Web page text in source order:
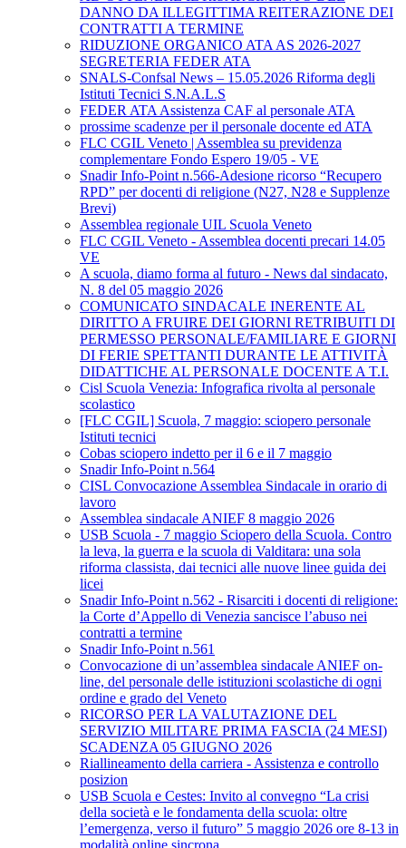
DANNO DA ILLEGITTIMA REITERAZIONE DEI
CONTRATTI A TERMINE
RIDUZIONE ORGANICO ATA AS 2026-2027
SEGRETERIA FEDER ATA
SNALS-Confsal News – 15.05.2026 Riforma degli
Istituti Tecnici S.N.A.L.S
FEDER ATA Assistenza CAF al personale ATA
prossime scadenze per il personale docente ed ATA
FLC CGIL Veneto | Assemblea su previdenza
complementare Fondo Espero 19/05 - VE
Snadir Info-Point n.566-Adesione ricorso “Recupero
RPD” per docenti di religione (N27, N28 e Supplenze
Brevi)
Assemblea regionale UIL Scuola Veneto
FLC CGIL Veneto - Assemblea docenti precari 14.05
VE
A scuola, diamo forma al futuro - News dal sindacato,
N. 8 del 05 maggio 2026
COMUNICATO SINDACALE INERENTE AL
DIRITTO A FRUIRE DEI GIORNI RETRIBUITI DI
PERMESSO PERSONALE/FAMILIARE E GIORNI
DI FERIE SPETTANTI DURANTE LE ATTIVITÀ
DIDATTICHE AL PERSONALE DOCENTE A T.I.
Cisl Scuola Venezia: Infografica rivolta al personale
scolastico
[FLC CGIL] Scuola, 7 maggio: sciopero personale
Istituti tecnici
Cobas sciopero indetto per il 6 e il 7 maggio
Snadir Info-Point n.564
CISL Convocazione Assemblea Sindacale in orario di
lavoro
Assemblea sindacale ANIEF 8 maggio 2026
USB Scuola - 7 maggio Sciopero della Scuola. Contro
la leva, la guerra e la scuola di Valditara: una sola
riforma classista, dai tecnici alle nuove linee guida dei
licei
Snadir Info-Point n.562 - Risarciti i docenti di religione:
la Corte d’Appello di Venezia sancisce l’abuso nei
contratti a termine
Snadir Info-Point n.561
Convocazione di un’assemblea sindacale ANIEF on-
line, del personale delle istituzioni scolastiche di ogni
ordine e grado del Veneto
RICORSO PER LA VALUTAZIONE DEL
SERVIZIO MILITARE PRIMA FASCIA (24 MESI)
SCADENZA 05 GIUGNO 2026
Riallineamento della carriera - Assistenza e controllo
posizion
USB Scuola e Cestes: Invito al convegno “La crisi
della società e le fondamenta della scuola: oltre
l’emergenza, verso il futuro” 5 maggio 2026 ore 8-13 in